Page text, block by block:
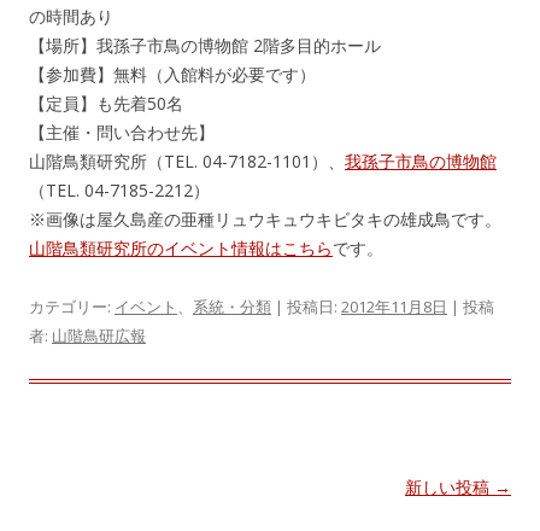
の時間あり
【場所】我孫子市鳥の博物館 2階多目的ホール
【参加費】無料（入館料が必要です）
【定員】も先着50名
【主催・問い合わせ先】
山階鳥類研究所（TEL. 04-7182-1101）、 我孫子市鳥の博物館
（TEL. 04-7185-2212）
※画像は屋久島産の亜種リュウキュウキビタキの雄成鳥です。
山階鳥類研究所のイベント情報はこちらです。
カテゴリー: イベント 、 系統・分類 | 投稿日: 2012年11月8日 | 投稿
者: 山階鳥研広報
新しい投稿 →